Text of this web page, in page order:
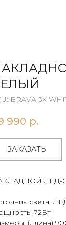
BRAVA 3X
990 р.
ЗАКАЗАТЬ
ЛЕД-
света:
72Вт
(длина)